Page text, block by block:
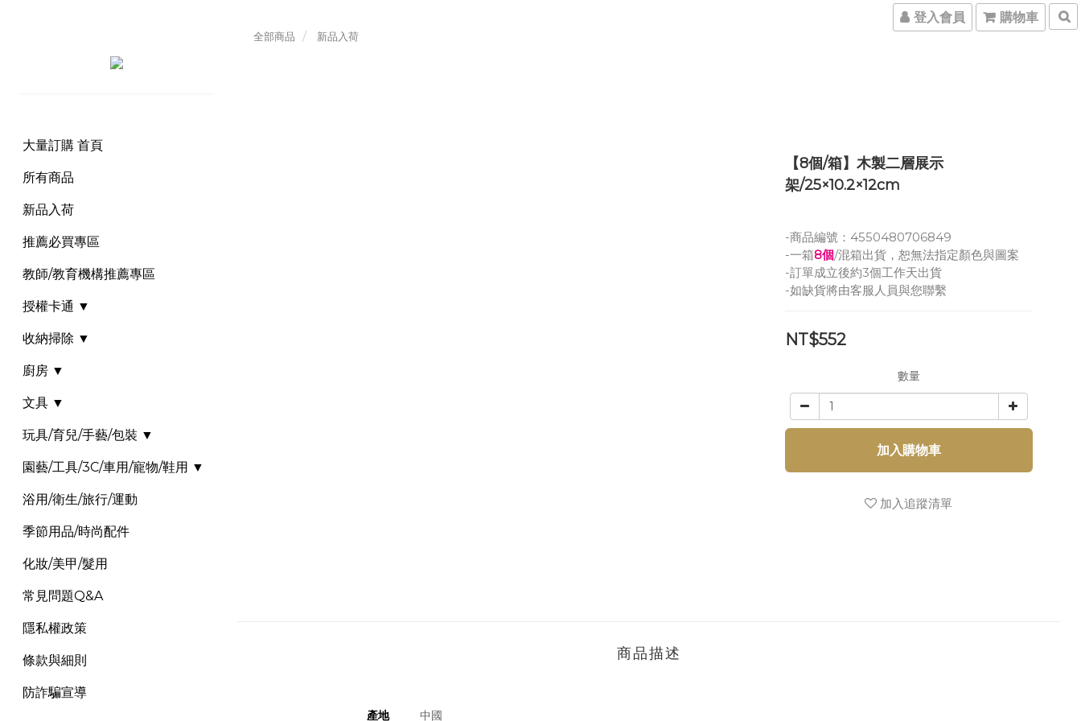
登入會員 購物車
大量訂購 首頁
所有商品
新品入荷
推薦必買專區
教師/教育機構推薦專區
授權卡通 ▼
收納掃除 ▼
廚房 ▼
文具 ▼
玩具/育兒/手藝/包裝 ▼
園藝/工具/3C/車用/寵物/鞋用 ▼
浴用/衛生/旅行/運動
季節用品/時尚配件
化妝/美甲/髮用
常見問題Q&A
隱私權政策
條款與細則
防詐騙宣導
全部商品 新品入荷
【8個/箱】木製二層展示
架/25×10.2×12cm
-商品編號：4550480706849
-一箱8個/混箱出貨，恕無法指定顏色與圖案
-訂單成立後約3個工作天出貨
-如缺貨將由客服人員與您聯繫
NT$552
數量
加入購物車
加入追蹤清單
商品描述
產地 中國